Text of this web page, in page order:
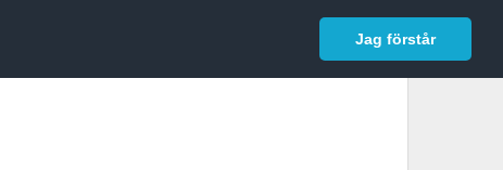
Jag förstår
Logga in